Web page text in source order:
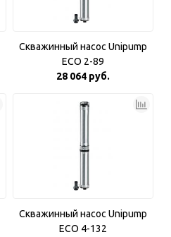
Скважинный насос Unipump
ECO 2-89
28 064 руб.
Скважинный насос Unipump
ECO 4-132